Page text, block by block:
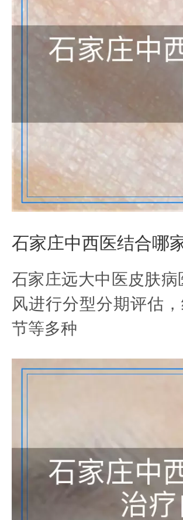
石家庄中西医结合哪
石家庄远大中医皮肤
风进行分型分期评估
节等多种